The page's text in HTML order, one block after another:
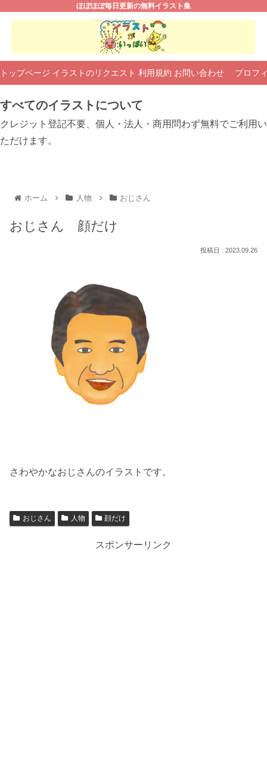
ほぼほぼ毎日更新の無料イラスト集
トップページ イラストのリクエスト 利用規約 お問い合わせ プロフ
すべてのイラストについて
クレジット登記不要、個人・法人・商用問わず無料でご利用い
ただけます。
ホーム 人物 おじさん
おじさん 顔だけ
2023.09.26
さわやかなおじさんのイラストです。
おじさん 人物 顔だけ
スポンサーリンク